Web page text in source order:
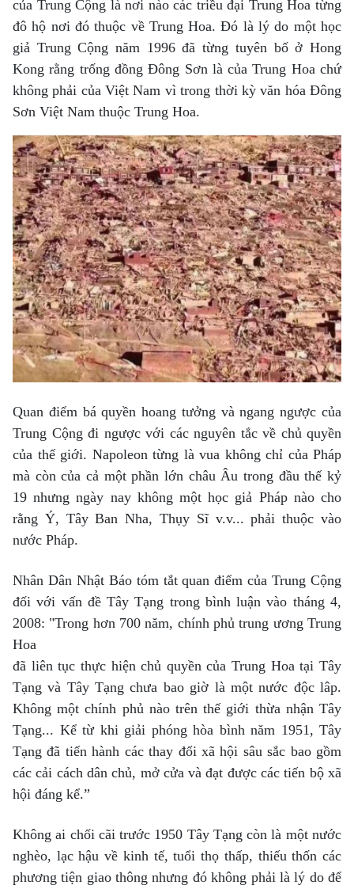
của Trung Cộng là nơi nào các triều đại Trung Hoa từng
đô hộ nơi đó thuộc về Trung Hoa. Đó là lý do một học
giả Trung Cộng năm 1996 đã từng tuyên bố ở Hong
Kong rằng trống đồng Đông Sơn là của Trung Hoa chứ
không phải của Việt Nam vì trong thời kỳ văn hóa Đông
Sơn Việt Nam thuộc Trung Hoa.
Quan điểm bá quyền hoang tưởng và ngang ngược của
Trung Cộng đi ngược với các nguyên tắc về chủ quyền
của thế giới. Napoleon từng là vua không chỉ của Pháp
mà còn của cả một phần lớn châu Âu trong đầu thế kỷ
19 nhưng ngày nay không một học giả Pháp nào cho
rằng Ý, Tây Ban Nha, Thụy Sĩ v.v... phải thuộc vào
nước Pháp.
Nhân Dân Nhật Báo tóm tắt quan điểm của Trung Cộng
đối với vấn đề Tây Tạng trong bình luận vào tháng 4,
2008: "Trong hơn 700 năm, chính phủ trung ương Trung
Hoa
đã liên tục thực hiện chủ quyền của Trung Hoa tại Tây
Tạng và Tây Tạng chưa bao giờ là một nước độc lâp.
Không một chính phủ nào trên thế giới thừa nhận Tây
Tạng... Kể từ khi giải phóng hòa bình năm 1951, Tây
Tạng đã tiến hành các thay đổi xã hội sâu sắc bao gồm
các cải cách dân chủ, mở cửa và đạt được các tiến bộ xã
hội đáng kể.”
Không ai chối cãi trước 1950 Tây Tạng còn là một nước
nghèo, lạc hậu về kinh tế, tuổi thọ thấp, thiếu thốn các
phương tiện giao thông nhưng đó không phải là lý do để